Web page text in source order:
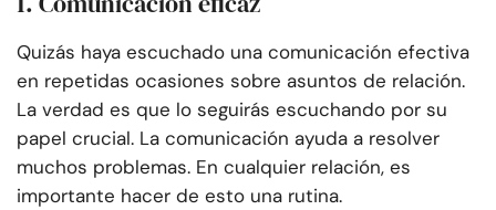
Quizás haya escuchado una comunicación efectiva
en repetidas ocasiones sobre asuntos de relación.
La verdad es que lo seguirás escuchando por su
papel crucial. La comunicación ayuda a resolver
muchos problemas. En cualquier relación, es
importante hacer de esto una rutina.